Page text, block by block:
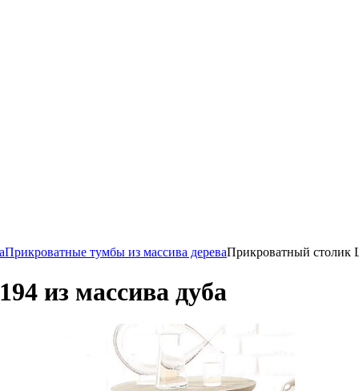
Прикроватные тумбы из массива дереваПрикроватный столик
из массива дуба